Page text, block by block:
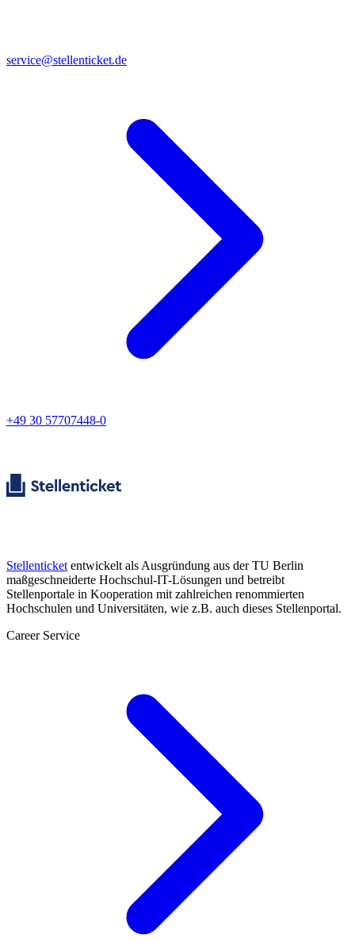
service@stellenticket.de
+49 30 57707448-0
Stellenticket entwickelt als Ausgründung aus der TU Berlin
maßgeschneiderte Hochschul-IT-Lösungen und betreibt
Stellenportale in Kooperation mit zahlreichen renommierten
Hochschulen und Universitäten, wie z.B. auch dieses Stellenportal.
Career Service